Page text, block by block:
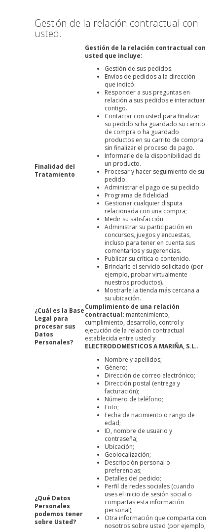
Gestión de la relación contractual con
usted.
Finalidad del
Tratamiento
Gestión de la relación contractual con
usted que incluye:
Gestión de sus pedidos.
Envíos de pedidos a la dirección
que indicó.
Responder a sus preguntas en
relación a sus pedidos e interactuar
contigo.
Contactar con usted para finalizar
su pedido si ha guardado su carrito
de compra o ha guardado
productos en su carrito de compra
sin finalizar el proceso de pago.
Informarle de la disponibilidad de
un producto.
Procesar y hacer seguimiento de su
pedido.
Administrar el pago de su pedido.
Programa de fidelidad.
Gestionar cualquier disputa
relacionada con una compra;
Medir su satisfacción.
Administrar su participación en
concursos, juegos y encuestas,
incluso para tener en cuenta sus
comentarios y sugerencias.
Publicar su crítica o contenido.
Brindarle el servicio solicitado (por
ejemplo, probar virtualmente
nuestros productos).
Mostrarle la tienda más cercana a
su ubicación.
¿Cuál es la Base
Legal para
procesar sus
Datos
Personales?
Cumplimiento de una relación
contractual: mantenimiento,
cumplimiento, desarrollo, control y
ejecución de la relación contractual
establecida entre usted y
ELECTRODOMESTICOS A MARIÑA, S.L..
¿Qué Datos
Personales
podemos tener
sobre Usted?
Nombre y apellidos;
Género;
Dirección de correo electrónico;
Dirección postal (entrega y
facturación);
Número de teléfono;
Foto;
Fecha de nacimiento o rango de
edad;
ID, nombre de usuario y
contraseña;
Ubicación;
Geolocalización;
Descripción personal o
preferencias;
Detalles del pedido;
Perfil de redes sociales (cuando
uses el inicio de sesión social o
compartas esta información
personal);
Otra información que comparta con
nosotros sobre usted (por ejemplo,